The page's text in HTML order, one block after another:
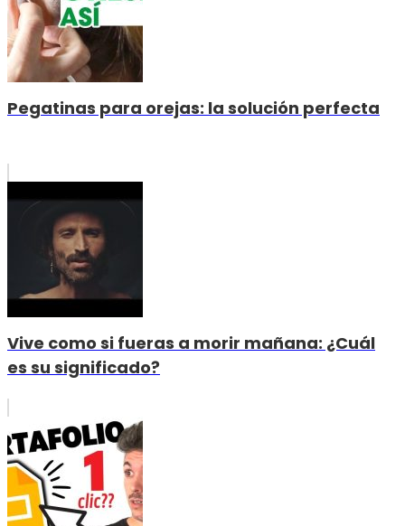
Pegatinas para orejas: la solución perfecta
Vive como si fueras a morir mañana: ¿Cuál
es su significado?